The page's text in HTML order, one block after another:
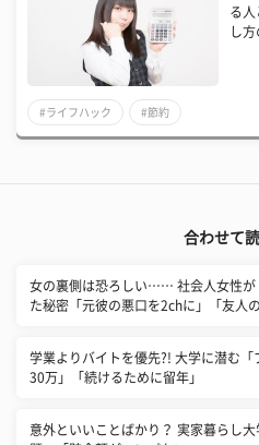
る人
し
#ライフハック #節約
合わせて
女の裏側は恐ろしい…… 社会人女性が
た秘密「元彼の悪口を2chに」「友人
学業よりバイトを優先?! 大学に潜む
30万」「続けるために留年」
意外といいことばかり？ 実家暮らし